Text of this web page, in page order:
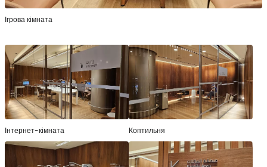
Ігрова кімната
Інтернет-кімната Коптильня